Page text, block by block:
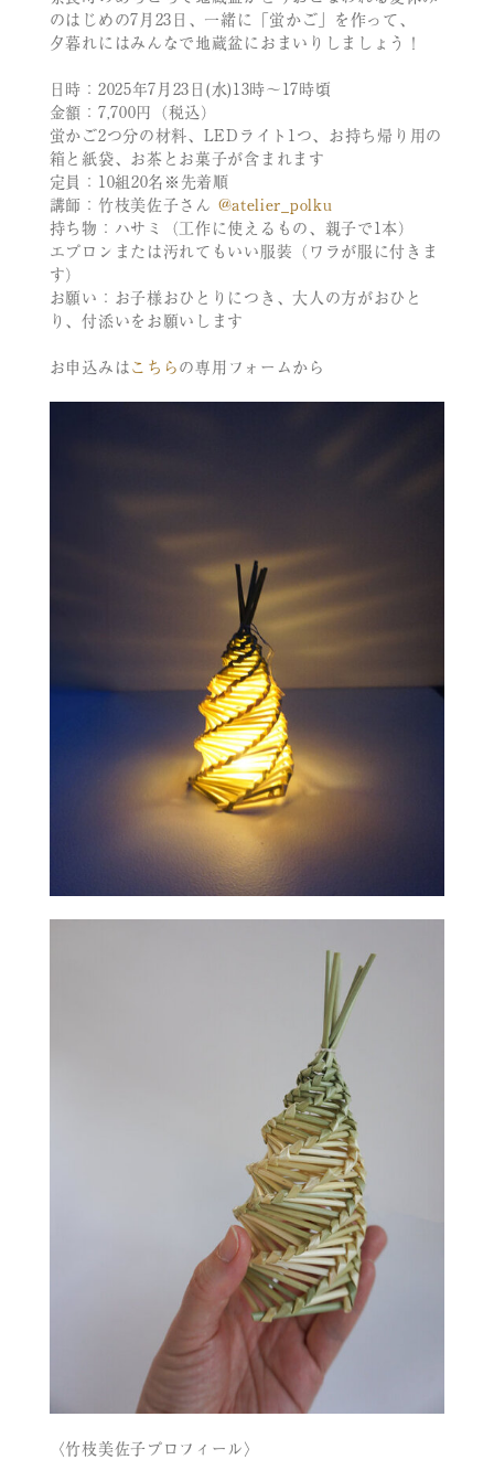
のはじめの7月23日、一緒に「蛍かご」を作って、
夕暮れにはみんなで地蔵盆におまいりしましょう！
日時：2025年7月23日(水)13時～17時頃
金額：7,700円（税込）
蛍かご2つ分の材料、LEDライト1つ、お持ち帰り用の
箱と紙袋、お茶とお菓子が含まれます
定員：10組20名※先着順
講師：竹枝美佐子さん @atelier_polku
持ち物：ハサミ（工作に使えるもの、親子で1本）
エプロンまたは汚れてもいい服装（ワラが服に付きま
す）
お願い：お子様おひとりにつき、大人の方がおひと
り、付添いをお願いします
お申込みはこちらの専用フォームから
〈竹枝美佐子プロフィール〉